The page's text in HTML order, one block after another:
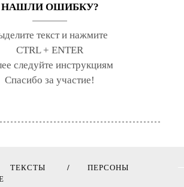
НАШЛИ ОШИБКУ?
текст и нажмите
CTRL + ENTER
следуйте инструкциям
Спасибо за участие!
ТЕКСТЫ
ПЕРСОНЫ